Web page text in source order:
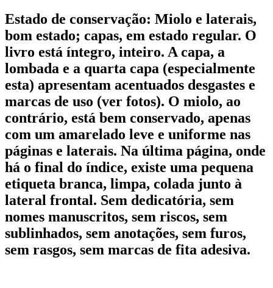
Estado de conservação: Miolo e laterais,
bom estado; capas, em estado regular. O
livro está íntegro, inteiro. A capa, a
lombada e a quarta capa (especialmente
esta) apresentam acentuados desgastes e
marcas de uso (ver fotos). O miolo, ao
contrário, está bem conservado, apenas
com um amarelado leve e uniforme nas
páginas e laterais. Na última página, onde
há o final do índice, existe uma pequena
etiqueta branca, limpa, colada junto à
lateral frontal. Sem dedicatória, sem
nomes manuscritos, sem riscos, sem
sublinhados, sem anotações, sem furos,
sem rasgos, sem marcas de fita adesiva.